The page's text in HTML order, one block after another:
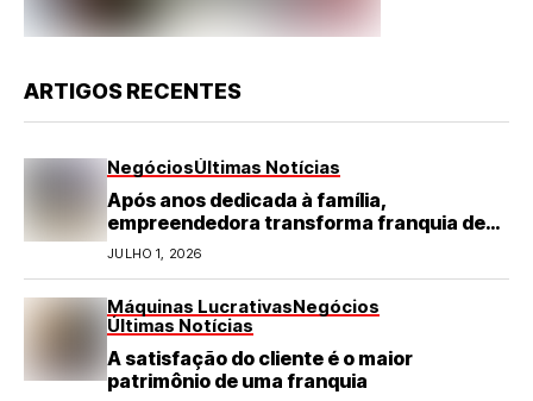
ARTIGOS RECENTES
NegóciosÚltimas Notícias
Após anos dedicada à família,
empreendedora transforma franquia de
turismo em negócio de destaque no RN
JULHO 1, 2026
Máquinas LucrativasNegócios
Últimas Notícias
A satisfação do cliente é o maior
patrimônio de uma franquia